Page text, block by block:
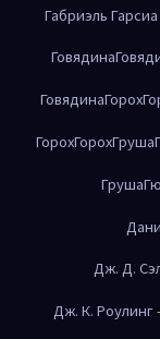
Габриэль
Говядина
ГовядинаГорох
ГорохГорохГруша
Груша
Дж. Д.
Дж. К.